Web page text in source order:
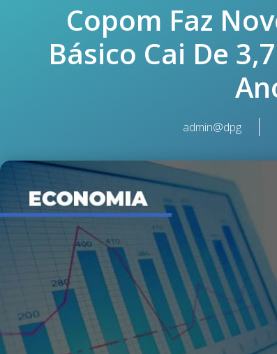
Copom Faz
Básico Cai De
admin@dpg